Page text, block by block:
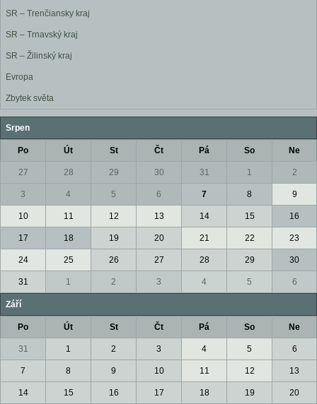
SR – Trenčiansky kraj
SR – Trnavský kraj
SR – Žilinský kraj
Evropa
Zbytek světa
Srpen
Po Út St Čt Pá So Ne
27 28 29 30 31 1 2
3 4 5 6 7 8 9
10 11 12 13 14 15 16
17 18 19 20 21 22 23
24 25 26 27 28 29 30
31 1 2 3 4 5 6
Září
Po Út St Čt Pá So Ne
31 1 2 3 4 5 6
7 8 9 10 11 12 13
14 15 16 17 18 19 20